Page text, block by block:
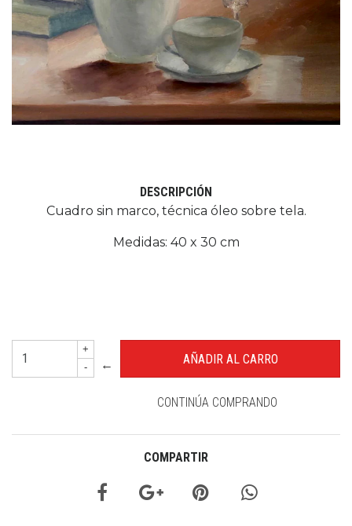
DESCRIPCIÓN
Cuadro sin marco, técnica óleo sobre tela.
Medidas: 40 x 30 cm
+
-
←
CONTINÚA COMPRANDO
COMPARTIR